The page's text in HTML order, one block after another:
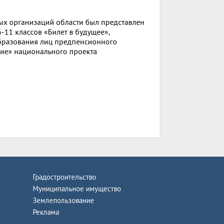
организаций области был представлен
классов «Билет в будущее»,
лиц предпенсионного
национального проекта
Градостроительство
Муниципальное имущество
Землепользование
Реклама